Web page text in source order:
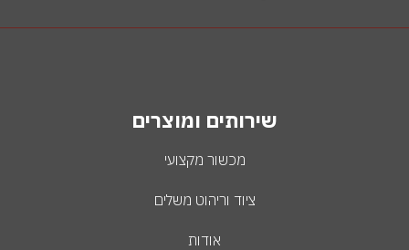
שירותים ומוצרים
מכשור מקצועי
ציוד וריהוט משלים
אודות